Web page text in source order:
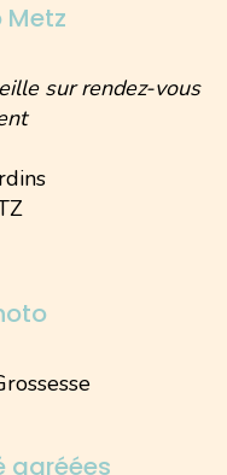
Metz
sur rendez-vous
agréées